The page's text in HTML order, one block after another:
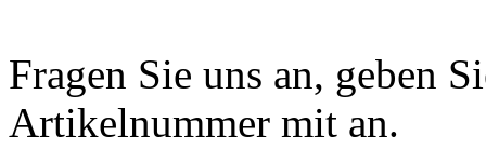
Fragen Sie uns an, geben
Artikelnummer mit an.